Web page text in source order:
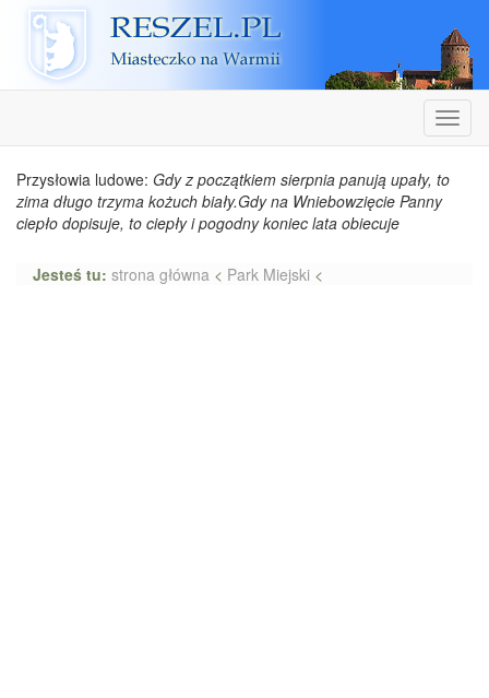
Reszel
Przysłowia ludowe: Gdy z początkiem sierpnia panują upały, to
zima długo trzyma kożuch biały.Gdy na Wniebowzięcie Panny
ciepło dopisuje, to ciepły i pogodny koniec lata obiecuje
Jesteś tu: strona główna < Park Miejski <